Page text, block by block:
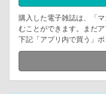
購入した電子雑誌は、「
むことができます。まだ
下記「アプリ内で買う」